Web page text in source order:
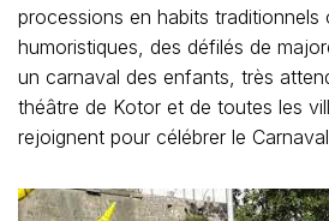
processions en habits traditionnels
humoristiques, des défilés de
un carnaval des enfants, très
théâtre de Kotor et de toutes les
rejoignent pour célébrer le